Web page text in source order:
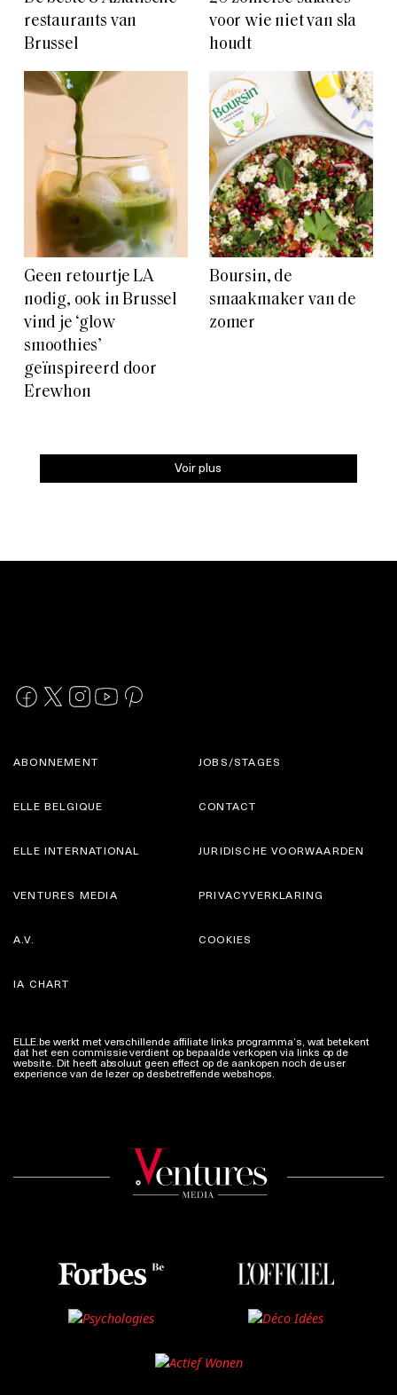
restaurants van
Brussel
voor wie niet van sla
houdt
Geen retourtje LA
nodig, ook in Brussel
vind je ‘glow
smoothies’
geïnspireerd door
Erewhon
Boursin, de
smaakmaker van de
zomer
Voir plus
ABONNEMENT
ELLE BELGIQUE
JOBS/STAGES
CONTACT
ELLE INTERNATIONAL
VENTURES MEDIA
JURIDISCHE VOORWAARDEN
PRIVACYVERKLARING
A.V.
IA CHART
COOKIES
ELLE.be werkt met verschillende affiliate links programma’s, wat betekent
dat het een commissie verdient op bepaalde verkopen via links op de
website. Dit heeft absoluut geen effect op de aankopen noch de user
experience van de lezer op desbetreffende webshops.